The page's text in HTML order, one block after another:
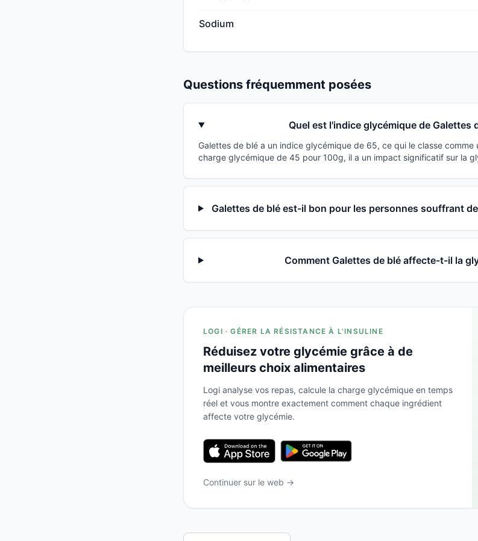
Sodium
Questions fréquemment posées
Quel est l'indice glycémique de Galettes
Galettes de blé a un indice glycémique de 65, ce qui le classe comme
charge glycémique de 45 pour 100g, il a un impact significatif sur la
Galettes de blé est-il bon pour les personnes souffrant
Comment Galettes de blé affecte-t-il la
LOGI · GÉRER LA RÉSISTANCE À L'INSULINE
Réduisez votre glycémie grâce à de
meilleurs choix alimentaires
Logi analyse vos repas, calcule la charge glycémique en temps
réel et vous montre exactement comment chaque ingrédient
affecte votre glycémie.
Continuer sur le web →